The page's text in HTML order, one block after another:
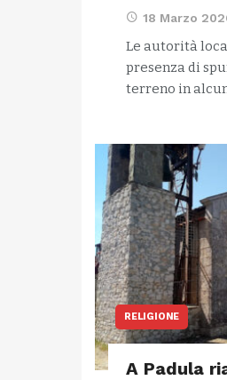
18 Marzo
Le autorità
presenza di
terreno in
RELIGIONE
A Padula